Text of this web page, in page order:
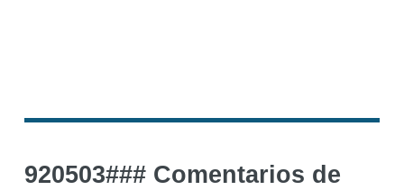
920503### Comentarios de